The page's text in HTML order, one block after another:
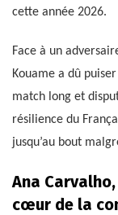
cette année 2026.
Face à un
Kouame a dû
match long et
résilience du
jusqu’au bout
Ana
cœur de la